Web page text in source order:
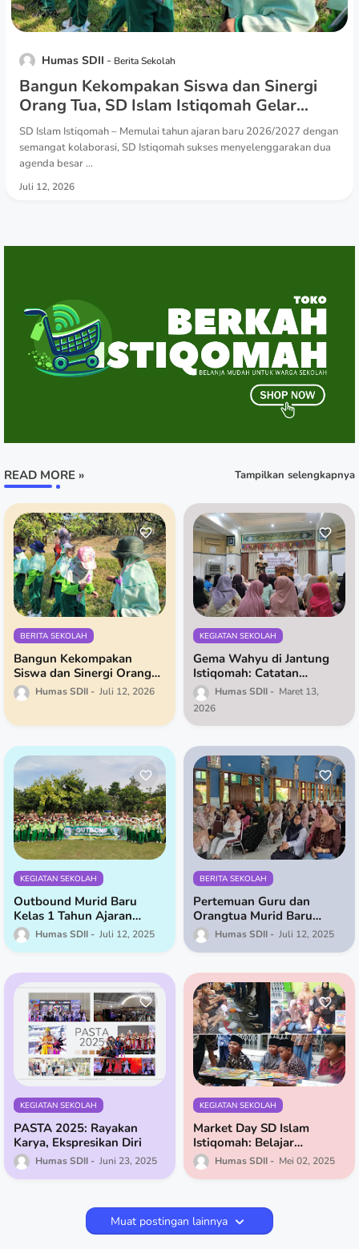
Humas SDII Berita Sekolah
Bangun Kekompakan Siswa dan Sinergi
Orang Tua, SD Islam Istiqomah Gelar
Outbond Kelas 1 dan PGOT Bersamaan
SD Islam Istiqomah – Memulai tahun ajaran baru 2026/2027 dengan
semangat kolaborasi, SD Istiqomah sukses menyelenggarakan dua
agenda besar ...
Juli 12, 2026
READ MORE » Tampilkan selengkapnya
BERITA SEKOLAH
Bangun Kekompakan
Siswa dan Sinergi Orang
Tua, SD Islam Istiqomah
Gelar Outbond Kelas 1 dan
Humas SDII Juli 12, 2026
KEGIATAN SEKOLAH
Gema Wahyu di Jantung
Istiqomah: Catatan
Pesantren Ramadhan SD
Islam Istiqomah
Humas SDII
Maret 13,
2026
KEGIATAN SEKOLAH
Outbound Murid Baru
Kelas 1 Tahun Ajaran
2025/2026: Latih
Kemandirian dan
Humas SDII Juli 12, 2025
BERITA SEKOLAH
Pertemuan Guru dan
Orangtua Murid Baru
Kelas 1 Tahun Ajaran
2025/2026
Humas SDII Juli 12, 2025
KEGIATAN SEKOLAH
PASTA 2025: Rayakan
Karya, Ekspresikan Diri
Humas SDII Juni 23, 2025
KEGIATAN SEKOLAH
Market Day SD Islam
Istiqomah: Belajar
Ekonomi Lewat Thrifting
Humas SDII Mei 02, 2025
Muat postingan lainnya